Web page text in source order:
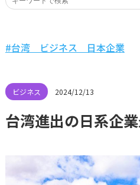
2024/12/13
台湾 ビジネス 日本企業
台湾進出の日系企